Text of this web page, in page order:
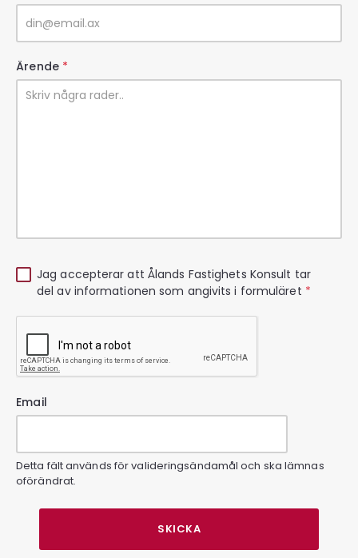
Ärende *
Jag accepterar att Ålands Fastighets Konsult tar
del av informationen som angivits i formuläret *
Email
Detta fält används för valideringsändamål och ska lämnas
oförändrat.